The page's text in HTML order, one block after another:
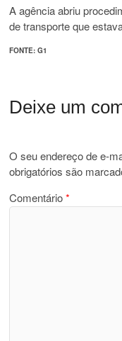
A agência abriu
de transporte que
FONTE: G1
Deixe um
O seu endereço de e-
obrigatórios são
Comentário*